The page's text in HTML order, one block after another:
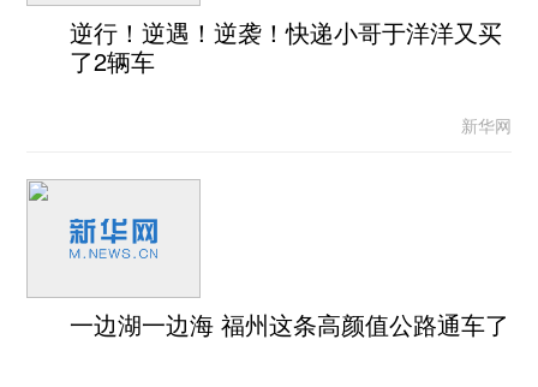
逆行！逆遇！逆袭！快递小哥于洋洋又买
了2辆车
新华网
一边湖一边海 福州这条高颜值公路通车了